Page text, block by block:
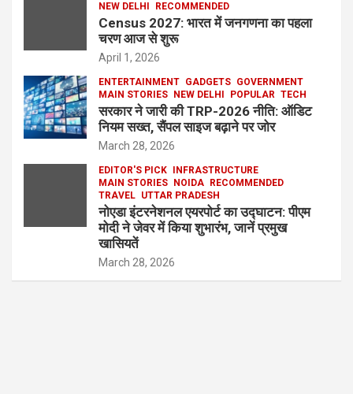
NEW DELHI
RECOMMENDED
Census 2027: भारत में जनगणना का पहला
चरण आज से शुरू
April 1, 2026
ENTERTAINMENT GADGETS GOVERNMENT
MAIN STORIES
NEW DELHI POPULAR TECH
सरकार ने जारी की TRP-2026 नीति: ऑडिट
नियम सख्त, सैंपल साइज बढ़ाने पर जोर
March 28, 2026
EDITOR'S PICK
INFRASTRUCTURE
MAIN STORIES
NOIDA
RECOMMENDED
TRAVEL UTTAR PRADESH
नोएडा इंटरनेशनल एयरपोर्ट का उद्घाटन: पीएम
मोदी ने जेवर में किया शुभारंभ, जानें प्रमुख
खासियतें
March 28, 2026